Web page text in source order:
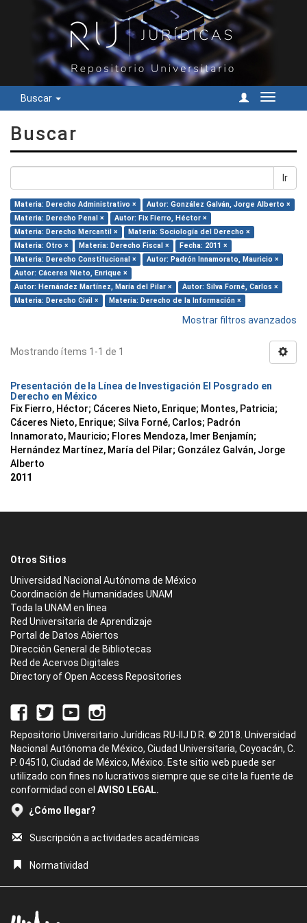
Buscar
Cambiar
Buscar
Ir
Materia: Derecho Administrativo ×
Autor: González Galván, Jorge Alberto ×
Materia: Derecho Penal ×
Autor: Fix Fierro, Héctor ×
Materia: Derecho Mercantil ×
Materia: Sociología del Derecho ×
Materia: Otro ×
Materia: Derecho Fiscal ×
Fecha: 2011 ×
Materia: Derecho Constitucional ×
Autor: Padrón Innamorato, Mauricio ×
Autor: Cáceres Nieto, Enrique ×
Autor: Hernández Martínez, María del Pilar ×
Autor: Silva Forné, Carlos ×
Materia: Derecho Civil ×
Materia: Derecho de la Información ×
Mostrar filtros avanzados
Mostrando ítems 1-1 de 1
Presentación de la Línea de Investigación El Posgrado en
Derecho en México
Fix Fierro, Héctor; Cáceres Nieto, Enrique; Montes, Patricia;
Cáceres Nieto, Enrique; Silva Forné, Carlos; Padrón
Innamorato, Mauricio; Flores Mendoza, Imer Benjamín;
Hernández Martínez, María del Pilar; González Galván, Jorge
Alberto
2011
Otros Sitios
Universidad Nacional Autónoma de México
Coordinación de Humanidades UNAM
Toda la UNAM en línea
Red Universitaria de Aprendizaje
Portal de Datos Abiertos
Dirección General de Bibliotecas
Red de Acervos Digitales
Directory of Open Access Repositories
Repositorio Universitario Jurídicas RU-IIJ D.R. © 2018. Universidad
Nacional Autónoma de México, Ciudad Universitaria, Coyoacán, C.
P. 04510, Ciudad de México, México. Este sitio web puede ser
utilizado con fines no lucrativos siempre que se cite la fuente de
conformidad con el AVISO LEGAL.
¿Cómo llegar?
Suscripción a actividades académicas
Normatividad